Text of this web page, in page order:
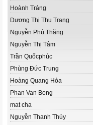
Hoành Tráng
Dương Thị Thu Trang
Nguyễn Phú Thăng
Nguyễn Thị Tâm
Trần Quốcphúc
Phùng Đức Trung
Hoàng Quang Hòa
Phan Van Bong
mat cha
Nguyễn Thanh Thủy